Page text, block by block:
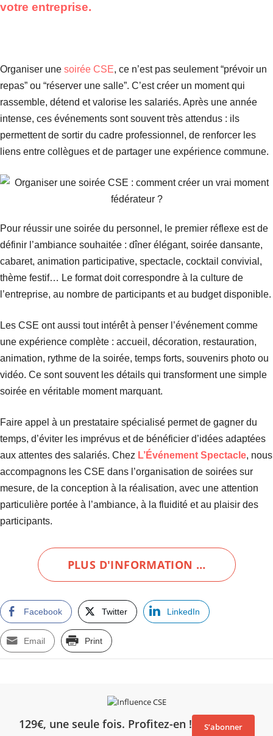
votre entreprise.
Organiser une soirée CSE, ce n’est pas seulement “prévoir un
repas” ou “réserver une salle”. C’est créer un moment qui
rassemble, détend et valorise les salariés. Après une année
intense, ces événements sont souvent très attendus : ils
permettent de sortir du cadre professionnel, de renforcer les
liens entre collègues et de partager une expérience commune.
Pour réussir une soirée du personnel, le premier réflexe est de
définir l’ambiance souhaitée : dîner élégant, soirée dansante,
cabaret, animation participative, spectacle, cocktail convivial,
thème festif… Le format doit correspondre à la culture de
l’entreprise, au nombre de participants et au budget disponible.
Les CSE ont aussi tout intérêt à penser l’événement comme
une expérience complète : accueil, décoration, restauration,
animation, rythme de la soirée, temps forts, souvenirs photo ou
vidéo. Ce sont souvent les détails qui transforment une simple
soirée en véritable moment marquant.
Faire appel à un prestataire spécialisé permet de gagner du
temps, d’éviter les imprévus et de bénéficier d’idées adaptées
aux attentes des salariés. Chez L’Événement Spectacle, nous
accompagnons les CSE dans l’organisation de soirées sur
mesure, de la conception à la réalisation, avec une attention
particulière portée à l’ambiance, à la fluidité et au plaisir des
participants.
PLUS D'INFORMATION …
Facebook Twitter LinkedIn
Email Print
129€, une seule fois. Profitez-en ! S’abonner